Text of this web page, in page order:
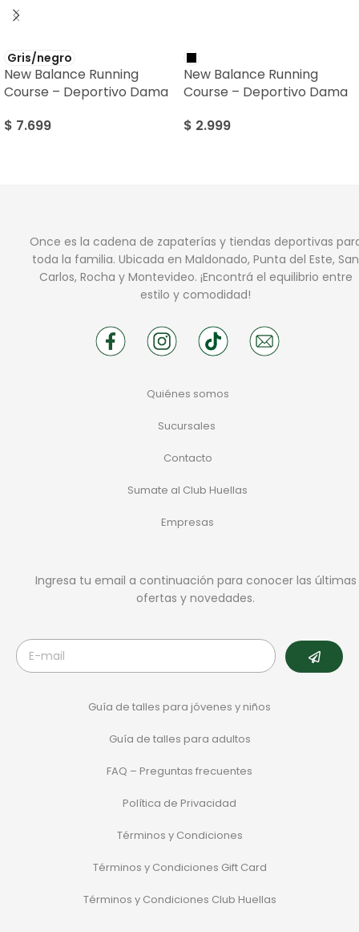
Gris/negro
New Balance Running
Course – Deportivo Dama
$ 7.699
New Balance Running
Course – Deportivo Dama
$ 2.999
Once es la cadena de zapaterías y tiendas deportivas
toda la familia. Ubicada en Maldonado, Punta del Este, San
Carlos, Rocha y Montevideo. ¡Encontrá el equilibrio entre
estilo y comodidad!
Quiénes somos
Sucursales
Contacto
Sumate al Club Huellas
Empresas
Ingresa tu email a continuación para conocer las últimas
ofertas y novedades.
Guía de talles para jóvenes y niños
Guía de talles para adultos
FAQ – Preguntas frecuentes
Política de Privacidad
Términos y Condiciones
Términos y Condiciones Gift Card
Términos y Condiciones Club Huellas